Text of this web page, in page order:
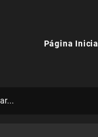
Página Inicial